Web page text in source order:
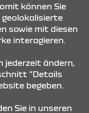
können Sie
sowie mit diesen
interagieren.
jederzeit ändern,
"Details
begeben.
Sie in unseren